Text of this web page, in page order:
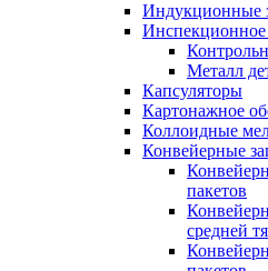
Индукционные
Инспекционное
Металл
Капсуляторы
Картонажное
Коллоидные
Конвейерные
пакетов
средней